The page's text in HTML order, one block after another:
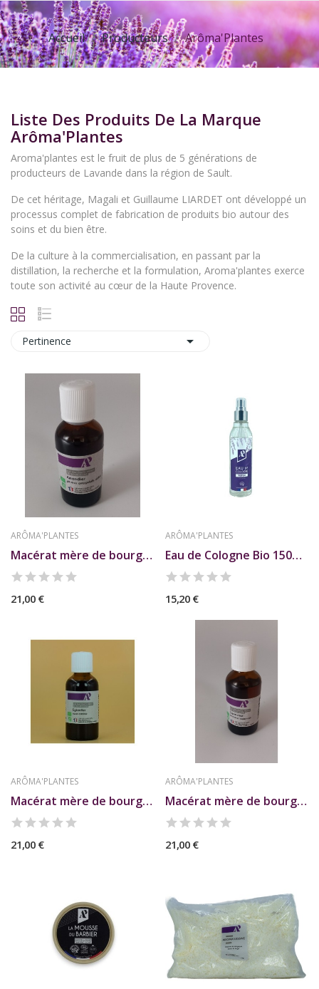
Accueil Producteurs Arôma'Plantes
Liste Des Produits De La Marque
Arôma'Plantes
Aroma'plantes est le fruit de plus de 5 générations de
producteurs de Lavande dans la région de Sault.
De cet héritage, Magali et Guillaume LIARDET ont développé un
processus complet de fabrication de produits bio autour des
soins et du bien être.
De la culture à la commercialisation, en passant par la
distillation, la recherche et la formulation, Aroma'plantes exerce
toute son activité au cœur de la Haute Provence.
Pertinence 
ARÔMA'PLANTES
Macérat mère de bourgeons d'Amandier
21,00 €
ARÔMA'PLANTES
Eau de Cologne Bio 150ml AP
15,20 €
ARÔMA'PLANTES
Macérat mère de bourgeons d'Eglantier
21,00 €
ARÔMA'PLANTES
Macérat mère de bourgeons de Genévrier
21,00 €